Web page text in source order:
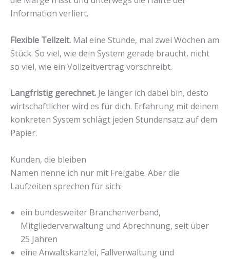
Information verliert.
Flexible Teilzeit. Mal eine Stunde, mal zwei Wochen am
Stück. So viel, wie dein System gerade braucht, nicht
so viel, wie ein Vollzeitvertrag vorschreibt.
Langfristig gerechnet. Je länger ich dabei bin, desto
wirtschaftlicher wird es für dich. Erfahrung mit deinem
konkreten System schlägt jeden Stundensatz auf dem
Papier.
Kunden, die bleiben
Namen nenne ich nur mit Freigabe. Aber die
Laufzeiten sprechen für sich:
ein bundesweiter Branchenverband,
Mitgliederverwaltung und Abrechnung, seit über
25 Jahren
eine Anwaltskanzlei, Fallverwaltung und